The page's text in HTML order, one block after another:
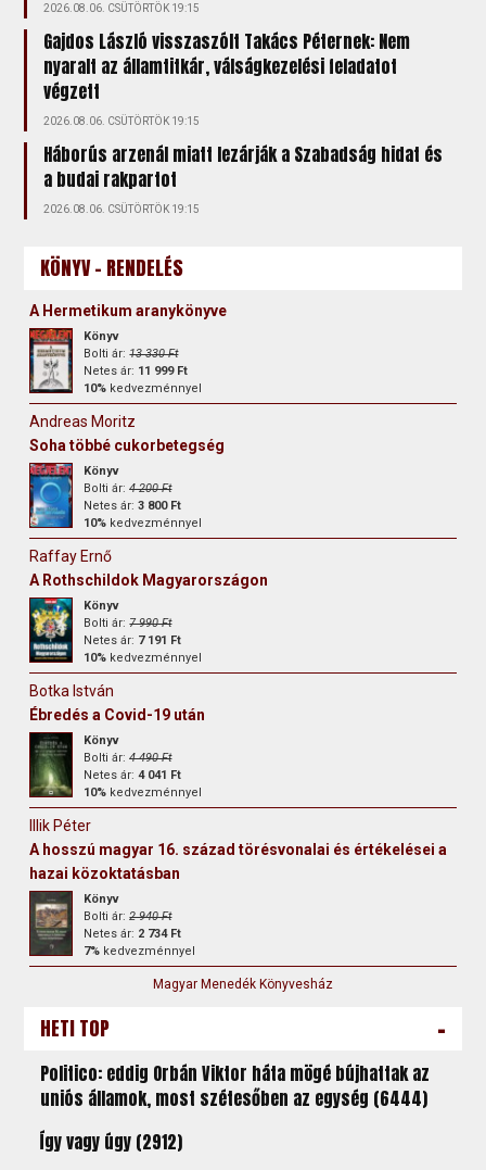
2026.08.06. CSÜTÖRTÖK 19:15
Gajdos László visszaszólt Takács Péternek: Nem
nyaralt az államtitkár, válságkezelési feladatot
végzett
2026.08.06. CSÜTÖRTÖK 19:15
Háborús arzenál miatt lezárják a Szabadság hidat és
a budai rakpartot
2026.08.06. CSÜTÖRTÖK 19:15
KÖNYV - RENDELÉS
A Hermetikum aranykönyve
Könyv
Bolti ár:13 330 Ft
Netes ár: 11 999 Ft
10% kedvezménnyel
Andreas Moritz
Soha többé cukorbetegség
Könyv
Bolti ár:4 200 Ft
Netes ár:3 800 Ft
10% kedvezménnyel
Raffay Ernő
A Rothschildok Magyarországon
Könyv
Bolti ár:7 990 Ft
Netes ár: 7 191 Ft
10% kedvezménnyel
Botka István
Ébredés a Covid-19 után
Könyv
Bolti ár:4 490 Ft
Netes ár:4 041 Ft
10% kedvezménnyel
Illik Péter
A hosszú magyar 16. század törésvonalai és értékelései a
hazai közoktatásban
Könyv
Bolti ár:2 940 Ft
Netes ár: 2 734 Ft
7% kedvezménnyel
Magyar Menedék Könyvesház
HETI TOP -
Politico: eddig Orbán Viktor háta mögé bújhattak az
uniós államok, most szétesőben az egység (6444)
Így vagy úgy (2912)